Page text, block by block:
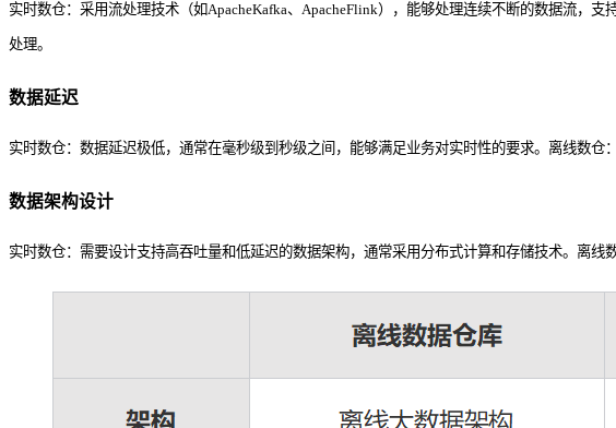
实时数仓：采用流处理技术（如ApacheKafka、ApacheFlink），能够处理连续不断的数据流，
处理。
数据延迟
实时数仓：数据延迟极低，通常在毫秒级到秒级之间，能够满足业务对实时性的要求。离线数
数据架构设计
实时数仓：需要设计支持高吞吐量和低延迟的数据架构，通常采用分布式计算和存储技术。离线